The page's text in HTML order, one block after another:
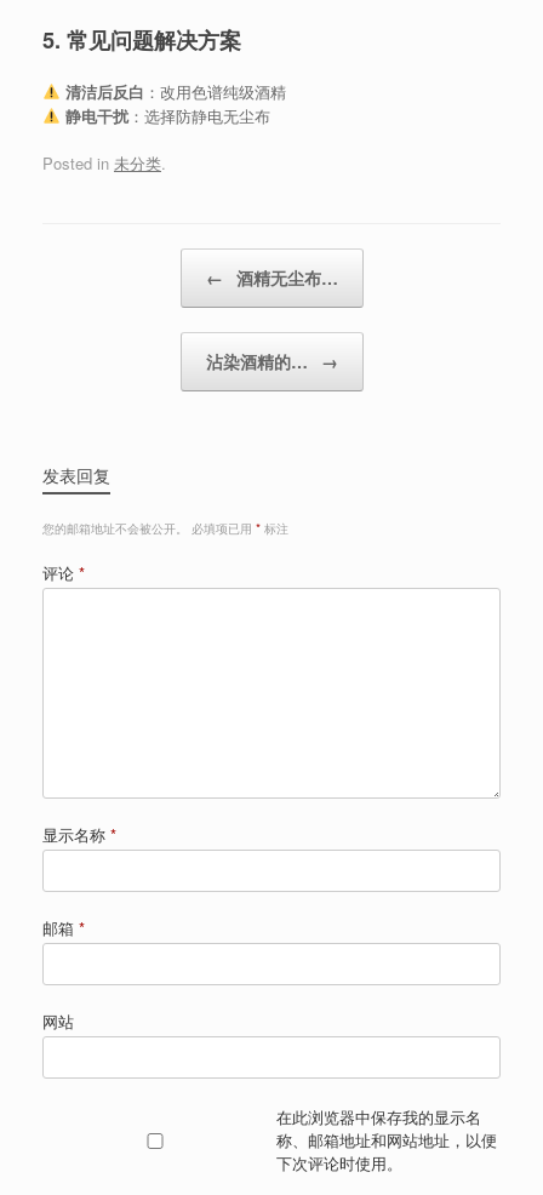
5. 常见问题解决方案
清洁后反白 ：改用色谱纯级酒精
静电干扰：选择防静电无尘布
Posted in 未分类.
← 酒精无尘布…
沾染酒精的… →
发表回复
您的邮箱地址不会被公开。 必填项已用 * 标注
评论 *
显示名称 *
邮箱 *
网站
在此浏览器中保存我的显示名
称、邮箱地址和网站地址，以便
下次评论时使用。